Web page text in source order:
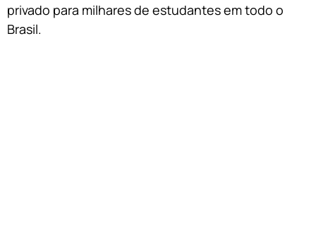
privado para milhares de estudantes em todo o
Brasil.